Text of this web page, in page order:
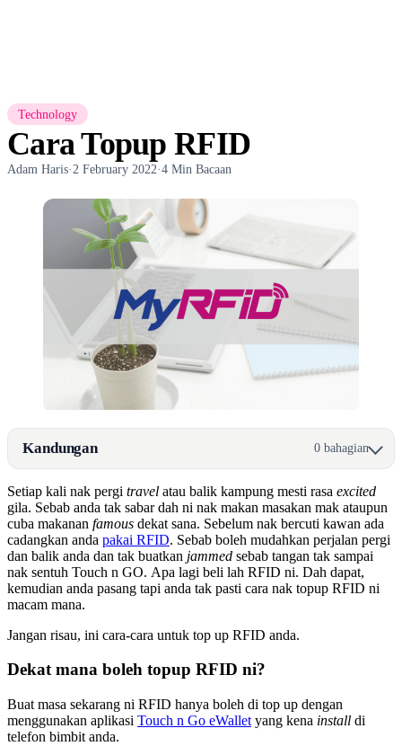
Technology
Cara Topup RFID
Adam Haris·2 February 2022·4 Min Bacaan
Kandungan 0 bahagian
Setiap kali nak pergi travel atau balik kampung mesti rasa excited
gila. Sebab anda tak sabar dah ni nak makan masakan mak ataupun
cuba makanan famous dekat sana. Sebelum nak bercuti kawan ada
cadangkan anda pakai RFID. Sebab boleh mudahkan perjalan pergi
dan balik anda dan tak buatkan jammed sebab tangan tak sampai
nak sentuh Touch n GO. Apa lagi beli lah RFID ni. Dah dapat,
kemudian anda pasang tapi anda tak pasti cara nak topup RFID ni
macam mana.
Jangan risau, ini cara-cara untuk top up RFID anda.
Dekat mana boleh topup RFID ni?
Buat masa sekarang ni RFID hanya boleh di top up dengan
menggunakan aplikasi Touch n Go eWallet yang kena install di
telefon bimbit anda.